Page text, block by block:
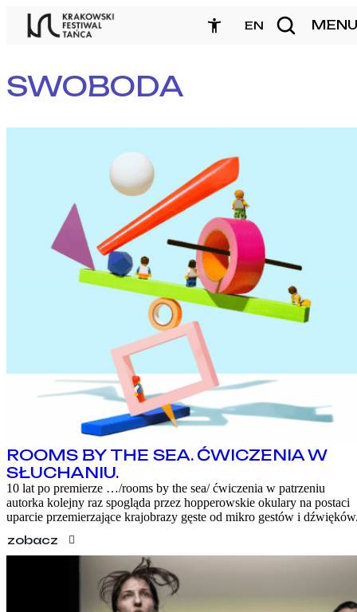
Przejdź
treści
zamknij
EN MENU
SWOBODA
ROOMS BY THE SEA. ĆWICZENIA W
SŁUCHANIU.
10 lat po premierze …/rooms by the sea/ ćwiczenia w patrzeniu
autorka kolejny raz spogląda przez hopperowskie okulary na postaci
uparcie przemierzające krajobrazy gęste od mikro gestów i
zobacz